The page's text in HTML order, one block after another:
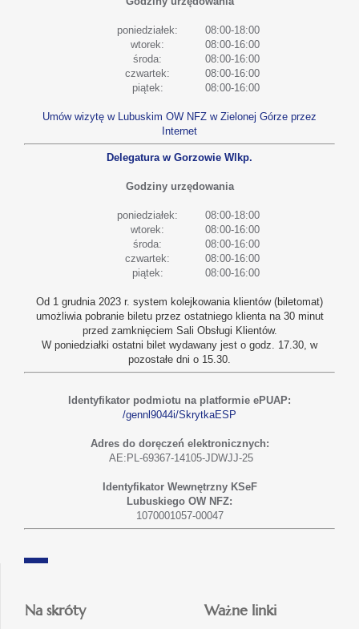
poniedziałek:
08:00-18:00
wtorek:
08:00-16:00
środa:
08:00-16:00
czwartek:
08:00-16:00
piątek:
08:00-16:00
Umów wizytę w Lubuskim OW NFZ w Zielonej Górze przez
Internet
Delegatura w Gorzowie Wlkp.
Godziny urzędowania
poniedziałek:
08:00-18:00
wtorek:
08:00-16:00
środa:
08:00-16:00
czwartek:
08:00-16:00
piątek:
08:00-16:00
Od 1 grudnia 2023 r. system kolejkowania klientów (biletomat)
umożliwia pobranie biletu przez ostatniego klienta na 30 minut
przed zamknięciem Sali Obsługi Klientów.
W poniedziałki ostatni bilet wydawany jest o godz. 17.30, w
pozostałe dni o 15.30.
Identyfikator podmiotu na platformie ePUAP:
/gennl9044i/SkrytkaESP
Adres do doręczeń elektronicznych:
AE:PL-69367-14105-JDWJJ-25
Identyfikator Wewnętrzny KSeF
Lubuskiego OW NFZ:
1070001057-00047
Na skróty Ważne linki